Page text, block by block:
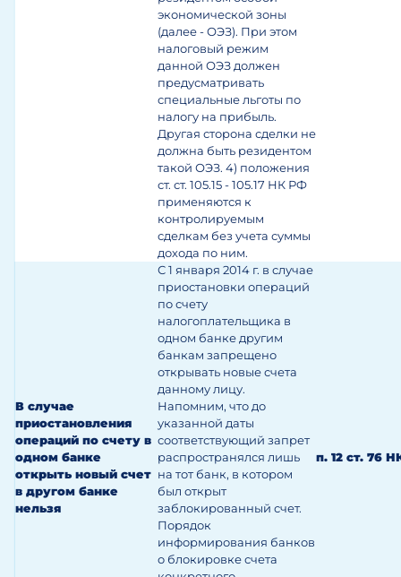
экономической зоны
(далее - ОЭЗ). При этом
налоговый режим
данной ОЭЗ должен
предусматривать
специальные льготы по
налогу на прибыль.
Другая сторона сделки не
должна быть резидентом
такой ОЭЗ. 4) положения
ст. ст. 105.15 - 105.17 НК РФ
применяются к
контролируемым
сделкам без учета суммы
дохода по ним.
В случае
приостановления
операций по счету в
одном банке
открыть новый счет
в другом банке
нельзя
С 1 января 2014 г. в случае
приостановки операций
по счету
налогоплательщика в
одном банке другим
банкам запрещено
открывать новые счета
данному лицу.
Напомним, что до
указанной даты
соответствующий запрет
распространялся лишь
на тот банк, в котором
был открыт
заблокированный счет.
Порядок
информирования банков
о блокировке счета
п. 12 ст. 76